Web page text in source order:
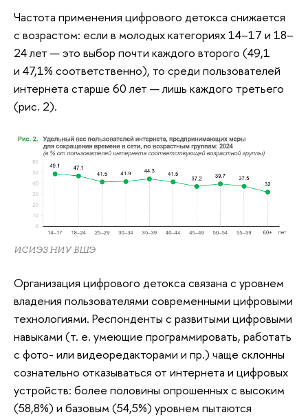
Частота применения цифрового детокса снижается
с возрастом: если в молодых категориях 14–17 и 18–
24 лет — это выбор почти каждого второго (49,1
и 47,1% соответственно), то среди пользователей
интернета старше 60 лет — лишь каждого третьего
(рис. 2).
ИСИЭЗ НИУ ВШЭ
Организация цифрового детокса связана с уровнем
владения пользователями современными цифровыми
технологиями. Респонденты с развитыми цифровыми
навыками (т. е. умеющие программировать, работать
с фото- или видеоредакторами и пр.) чаще склонны
сознательно отказываться от интернета и цифровых
устройств: более половины опрошенных с высоким
(58,8%) и базовым (54,5%) уровнем пытаются